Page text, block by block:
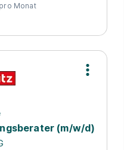
Monat
(m/w/d)